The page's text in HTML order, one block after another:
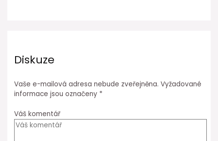
Diskuze
Vaše e-mailová adresa nebude zveřejněna. Vyžadované
informace jsou označeny *
Váš komentář